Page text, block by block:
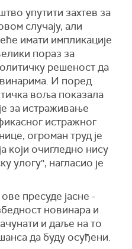
упутити захтев за
случају, али
имати импликације
пораз за
решеност да
И поред
воља показала
за истраживање
истражног
огроман труд је
који очигледно нису
улогу'', нагласио је
пресуде јасне -
новинара и
и даље на то
да буду осуђени.